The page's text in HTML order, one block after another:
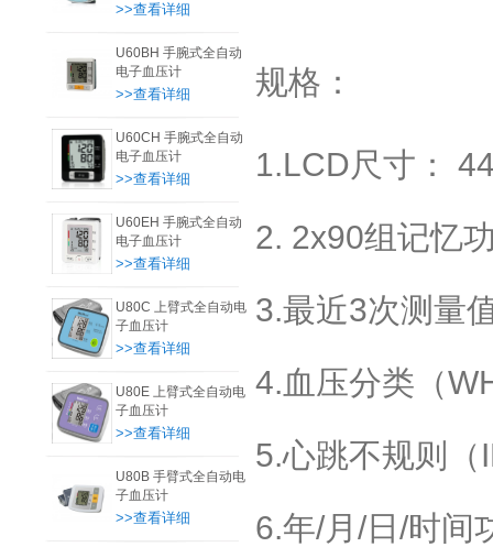
>>查看详细
U60BH 手腕式全自动
电子血压计
>>查看详细
U60CH 手腕式全自动
电子血压计
>>查看详细
U60EH 手腕式全自动
电子血压计
>>查看详细
U80C 上臂式全自动电
子血压计
>>查看详细
U80E 上臂式全自动电
子血压计
>>查看详细
U80B 手臂式全自动电
子血压计
>>查看详细
规格：
1.LCD尺寸：
2. 2x90组记忆
3.最近3次测量
4.血压分类（
5.心跳不规则（
6.年/月/日/时间